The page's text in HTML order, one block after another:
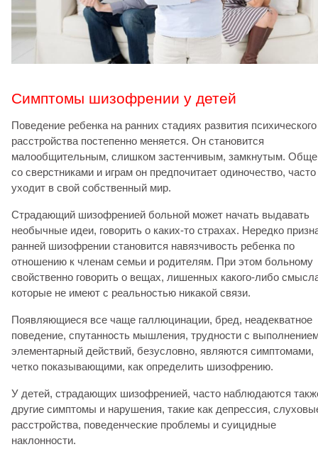
Симптомы шизофрении у детей
Поведение ребенка на ранних стадиях развития психического
расстройства постепенно меняется. Он становится
малообщительным, слишком застенчивым, замкнутым.
со сверстниками и играм он предпочитает одиночество, часто
уходит в свой собственный мир.
Страдающий шизофренией больной может начать выдавать
необычные идеи, говорить о каких-то страхах. Нередко
ранней шизофрении становится навязчивость ребенка по
отношению к членам семьи и родителям. При этом больному
свойственно говорить о вещах, лишенных какого-либо
которые не имеют с реальностью никакой связи.
Появляющиеся все чаще галлюцинации, бред, неадекватное
поведение, спутанность мышления, трудности с
элементарный действий, безусловно, являются симптомами,
четко показывающими, как определить шизофрению.
У детей, страдающих шизофренией, часто наблюдаются
другие симптомы и нарушения, такие как депрессия,
расстройства, поведенческие проблемы и суицидные
наклонности.